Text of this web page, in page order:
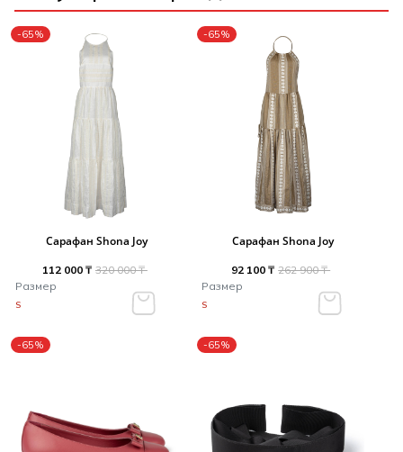
-65%
Сарафан Shona Joy
112 000 ₸ 320 000 ₸
Размер
S
-65%
Сарафан Shona Joy
92 100 ₸ 262 900 ₸
Размер
S
-65% -65%